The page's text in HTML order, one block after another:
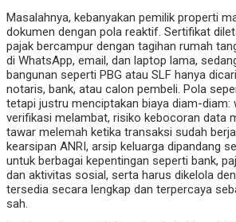
Masalahnya, kebanyakan pemilik properti
dokumen dengan pola reaktif. Sertifikat
pajak bercampur dengan tagihan rumah
di WhatsApp, email, dan laptop lama,
bangunan seperti PBG atau SLF hanya
notaris, bank, atau calon pembeli. Pola
tetapi justru menciptakan biaya diam-diam:
verifikasi melambat, risiko kebocoran data
tawar melemah ketika transaksi sudah
kearsipan ANRI, arsip keluarga dipandang
untuk berbagai kepentingan seperti bank,
dan aktivitas sosial, serta harus dikelola
tersedia secara lengkap dan terpercaya
sah.